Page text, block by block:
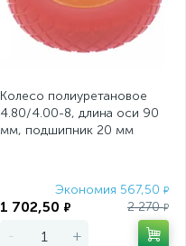
Колесо полиуретановое
4.80/4.00-8, длина оси 90
мм, подшипник 20 мм
Экономия 567,50 ₽
1 702,50 ₽ 2 270₽
- +